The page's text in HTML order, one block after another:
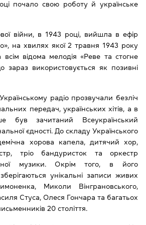
почало свою роботу й українське
війни, в 1943 році, вийшла в ефір
на хвилях якої 2 травня 1943 року
відома мелодія «Реве та стогне
зараз використовується як позивні
радіо прозвучали безліч
передач, українських хітів, а в
був зачитаний Всеукраїнський
єдності. До складу Українського
хорова капела, дитячий хор,
тріо бандуристок та оркестр
музики. Окрім того, в його
унікальні записи живих
Миколи Вінграновського,
Стуса, Олеся Гончара та багатьох
20 століття.